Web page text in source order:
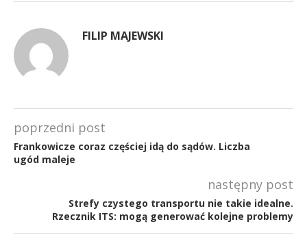
FILIP MAJEWSKI
poprzedni post
Frankowicze coraz częściej idą do sądów. Liczba
ugód maleje
następny post
Strefy czystego transportu nie takie idealne.
Rzecznik ITS: mogą generować kolejne problemy